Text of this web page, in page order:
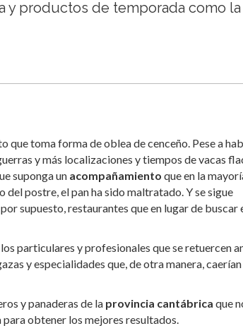
y productos de temporada como la
toma forma de oblea de cenceño. Pese a
y más localizaciones y tiempos de vacas
suponga un acompañamiento que en la
del postre, el pan ha sido maltratado. Y se sigue
por supuesto, restaurantes que en lugar de buscar
particulares y profesionales que se retuercen
y especialidades que, de otra manera, caerían
y panaderas de la provincia cantábrica que
para obtener los mejores resultados.